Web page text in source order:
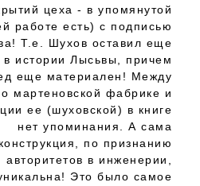
цеха - в упомянутой
работе есть) с подписью
Т.е. Шухов оставил еще
в истории Лысьвы, причем
еще материален! Между
мартеновской фабрике и
ее (шуховской) в книге
нет упоминания. А сама
конструкция, по признанию
авторитетов в инженерии,
Это было самое